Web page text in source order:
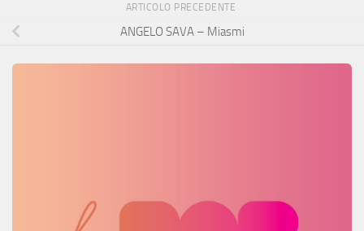
ARTICOLO PRECEDENTE
ANGELO SAVA – Miasmi